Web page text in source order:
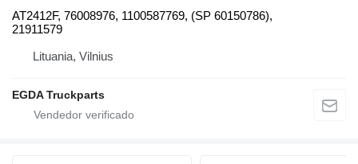
AT2412F, 76008976, 1100587769, (SP 60150786),
21911579
Lituania, Vilnius
EGDA Truckparts